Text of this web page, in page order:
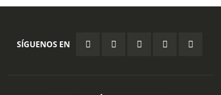
SÍGUENOS EN